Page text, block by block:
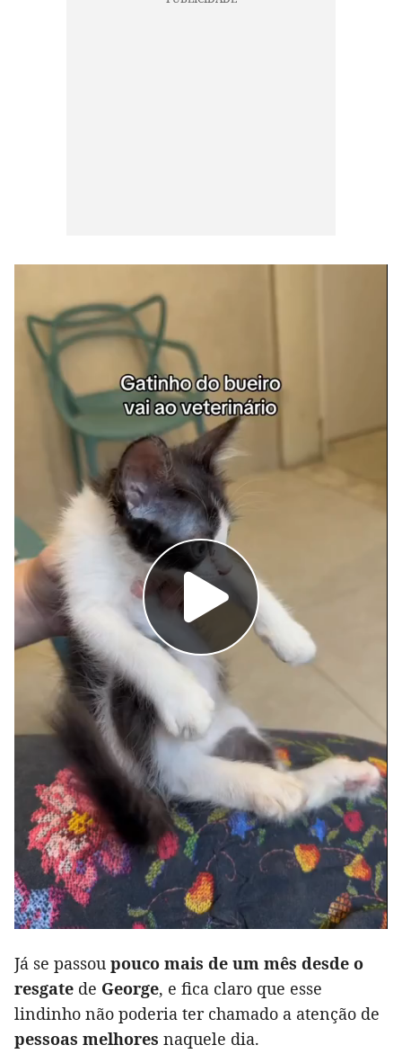
Já se passou pouco mais de um mês desde o
resgate de George, e fica claro que esse
lindinho não poderia ter chamado a atenção de
pessoas melhores naquele dia.